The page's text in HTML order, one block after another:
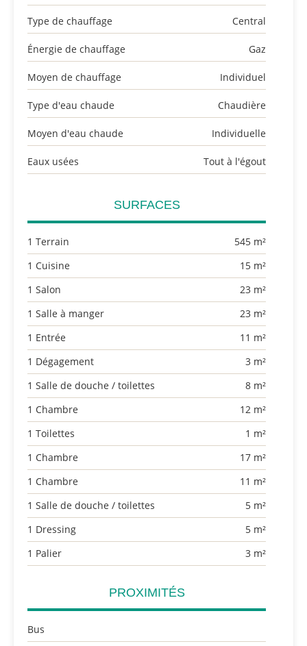
Type de chauffage Central
Énergie de chauffage Gaz
Moyen de chauffage Individuel
Type d'eau chaude Chaudière
Moyen d'eau chaude Individuelle
Eaux usées Tout à l'égout
SURFACES
1 Terrain
545 m²
1 Cuisine
15 m²
1 Salon
23 m²
1 Salle à manger
23 m²
1 Entrée
11 m²
1 Dégagement
3 m²
1 Salle de douche / toilettes
8 m²
1 Chambre
12 m²
1 Toilettes
1 m²
1 Chambre
17 m²
1 Chambre
11 m²
1 Salle de douche / toilettes
5 m²
1 Dressing
5 m²
1 Palier
3 m²
PROXIMITÉS
Bus